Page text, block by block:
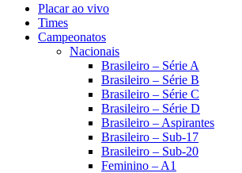
Placar ao vivo
Times
Campeonatos
Nacionais
Brasileiro – Série A
Brasileiro – Série B
Brasileiro – Série C
Brasileiro – Série D
Brasileiro – Aspirantes
Brasileiro – Sub-17
Brasileiro – Sub-20
Feminino – A1